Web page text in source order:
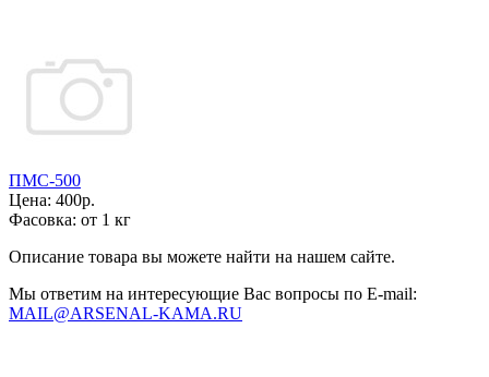
ПМС-500
Цена: 400р.
Фасовка: от 1 кг
Описание товара вы можете найти на нашем сайте.
Мы ответим на интересующие Вас вопросы по E-mail:
MAIL@ARSENAL-KAMA.RU